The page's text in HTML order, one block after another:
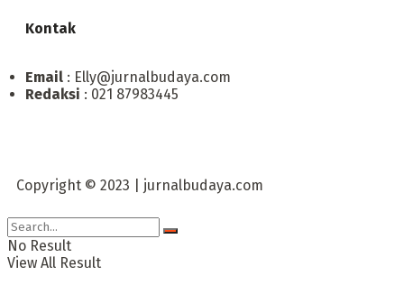
Kontak
Email : Elly@jurnalbudaya.com
Redaksi : 021 87983445
Copyright © 2023 | jurnalbudaya.com
No Result
View All Result